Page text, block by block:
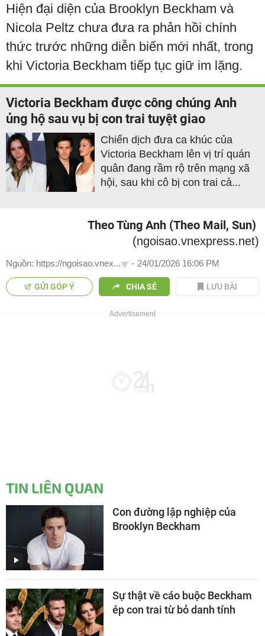
Hiện đại diện của Brooklyn Beckham và
Nicola Peltz chưa đưa ra phản hồi chính
thức trước những diễn biến mới nhất, trong
khi Victoria Beckham tiếp tục giữ im lặng.
Victoria Beckham được công chúng Anh
ủng hộ sau vụ bị con trai tuyệt giao
Chiến dịch đưa ca khúc của
Victoria Beckham lên vị trí quán
quân đang rầm rộ trên mạng xã
hội, sau khi cô bị con trai cả...
Theo Tùng Anh (Theo Mail, Sun)
(ngoisao.vnexpress.net)
Nguồn: https://ngoisao.vnex... - 24/01/2026 16:06 PM
GỬI GÓP Ý CHIA SẺ LƯU BÀI
TIN LIÊN QUAN
Con đường lập nghiệp của
Brooklyn Beckham
Sự thật về cáo buộc Beckham
ép con trai từ bỏ danh tính